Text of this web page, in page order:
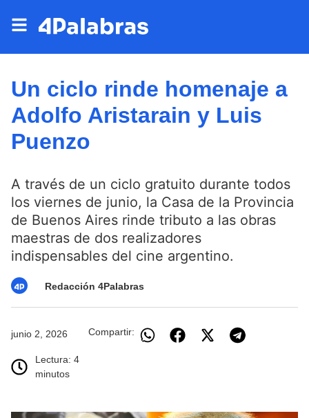
Un ciclo rinde homenaje a
Adolfo Aristarain y Luis
Puenzo
A través de un ciclo gratuito durante todos
los viernes de junio, la Casa de la Provincia
de Buenos Aires rinde tributo a las obras
maestras de dos realizadores
indispensables del cine argentino.
Redacción 4Palabras
junio 2, 2026
Lectura: 4
minutos
Compartir: